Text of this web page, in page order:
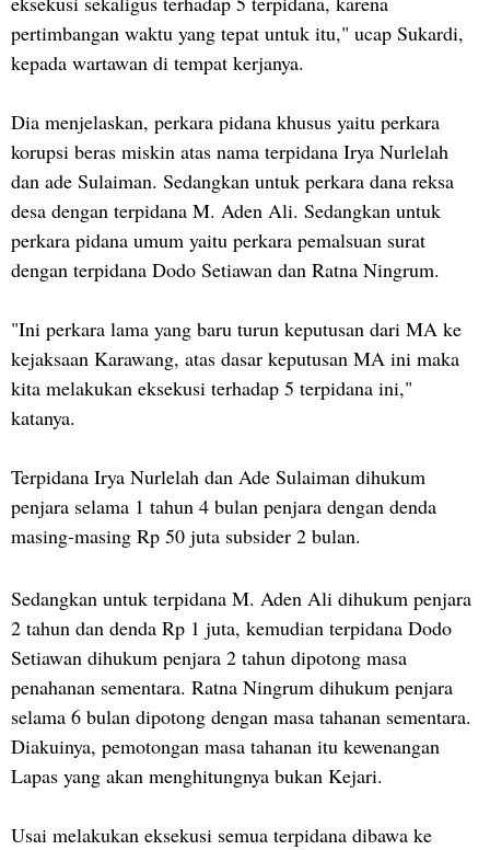
pertimbangan waktu yang tepat untuk itu," ucap Sukardi,
kepada wartawan di tempat kerjanya.
Dia menjelaskan, perkara pidana khusus yaitu perkara
korupsi beras miskin atas nama terpidana Irya Nurlelah
dan ade Sulaiman. Sedangkan untuk perkara dana reksa
desa dengan terpidana M. Aden Ali. Sedangkan untuk
perkara pidana umum yaitu perkara pemalsuan surat
dengan terpidana Dodo Setiawan dan Ratna Ningrum.
"Ini perkara lama yang baru turun keputusan dari MA ke
kejaksaan Karawang, atas dasar keputusan MA ini maka
kita melakukan eksekusi terhadap 5 terpidana ini,"
katanya.
Terpidana Irya Nurlelah dan Ade Sulaiman dihukum
penjara selama 1 tahun 4 bulan penjara dengan denda
masing-masing Rp 50 juta subsider 2 bulan.
Sedangkan untuk terpidana M. Aden Ali dihukum penjara
2 tahun dan denda Rp 1 juta, kemudian terpidana Dodo
Setiawan dihukum penjara 2 tahun dipotong masa
penahanan sementara. Ratna Ningrum dihukum penjara
selama 6 bulan dipotong dengan masa tahanan sementara.
Diakuinya, pemotongan masa tahanan itu kewenangan
Lapas yang akan menghitungnya bukan Kejari.
Usai melakukan eksekusi semua terpidana dibawa ke